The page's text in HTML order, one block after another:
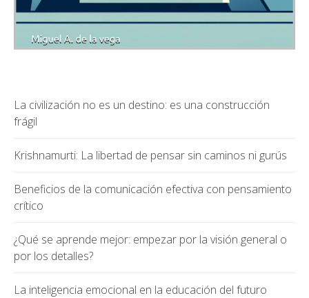
La civilización no es un destino: es una construcción
frágil
Krishnamurti: La libertad de pensar sin caminos ni gurús
Beneficios de la comunicación efectiva con pensamiento
crítico
¿Qué se aprende mejor: empezar por la visión general o
por los detalles?
La inteligencia emocional en la educación del futuro